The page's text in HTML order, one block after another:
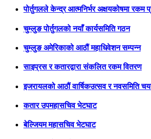
पोर्तुगलले केन्द्र आत्मनिर्भर अक्षयकोषमा रकम
चुम्लुङ पोर्तुगलको नयाँ कार्यसमिति गठन
चुम्लुङ अमेरिकाको आठौं महाधिवेशन सम्पन्न
साइप्रस र कतारद्वारा संकलित रकम वितरण
इजरायलको आठौं वार्षिकउत्सव र नवसमिति
कतार उपमहासचिव भेटघाट
बेल्जियम महासचिव भेटघाट